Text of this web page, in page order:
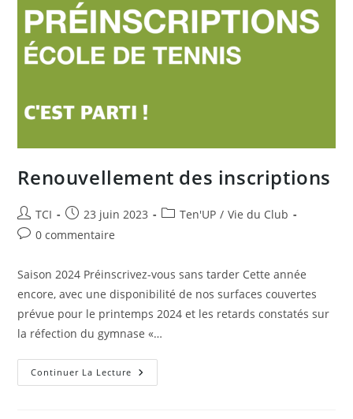
Renouvellement des inscriptions
Auteur/autrice
de
TCI
Publication
publiée :
23 juin 2023
PostTen'UP / Vie du Club
Commentaires
publication :
0 commentaire
Saison 2024 Préinscrivez-vous sans tarder Cette année
encore, avec une disponibilité de nos surfaces couvertes
prévue pour le printemps 2024 et les retards constatés sur
la réfection du gymnase «…
Continuer La Lecture Renouvellement
Des